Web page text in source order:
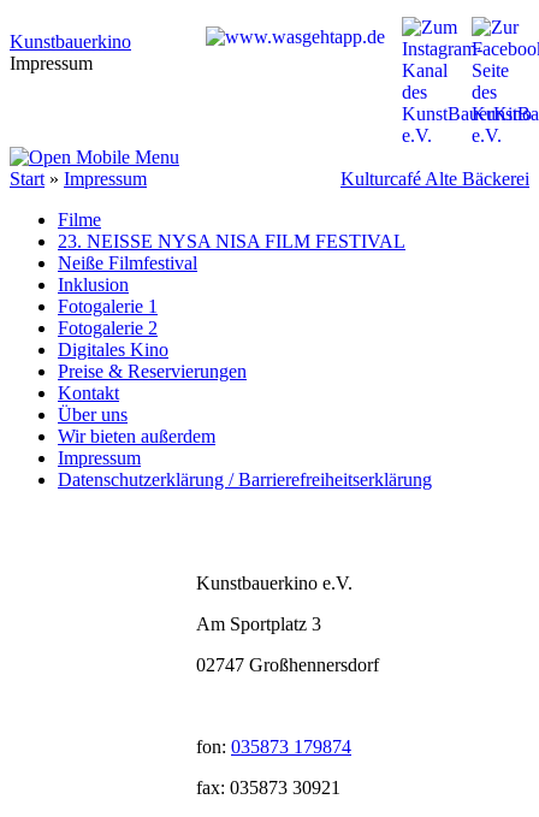
Kunstbauerkino
Impressum
Start » Impressum
Kulturcafé Alte Bäckerei
Filme
23. NEISSE NYSA NISA FILM FESTIVAL
Neiße Filmfestival
Inklusion
Fotogalerie 1
Fotogalerie 2
Digitales Kino
Preise & Reservierungen
Kontakt
Über uns
Wir bieten außerdem
Impressum
Datenschutzerklärung / Barrierefreiheitserklärung
Kunstbauerkino e.V.
Am Sportplatz 3
02747 Großhennersdorf
fon: 035873 179874
fax: 035873 30921